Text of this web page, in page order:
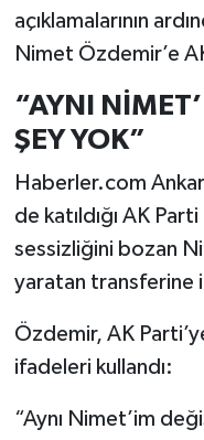
açıklamalarının
Nimet Özdemir’e
“AYNI
ŞEY YOK”
Haberler.com
de katıldığı AK
sessizliğini bozan
yaratan transferine
Özdemir, AK
ifadeleri kullandı:
“Aynı Nimet’im